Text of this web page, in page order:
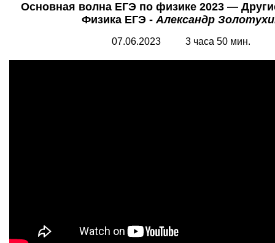
Основная волна ЕГЭ по физике 2023 —
Физика ЕГЭ -Александр
07.06.2023 3 часа 50 мин.